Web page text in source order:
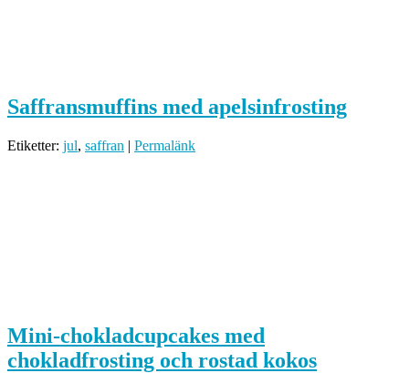
Saffransmuffins med apelsinfrosting
Etiketter: jul, saffran | Permalänk
Mini-chokladcupcakes med
chokladfrosting och rostad kokos